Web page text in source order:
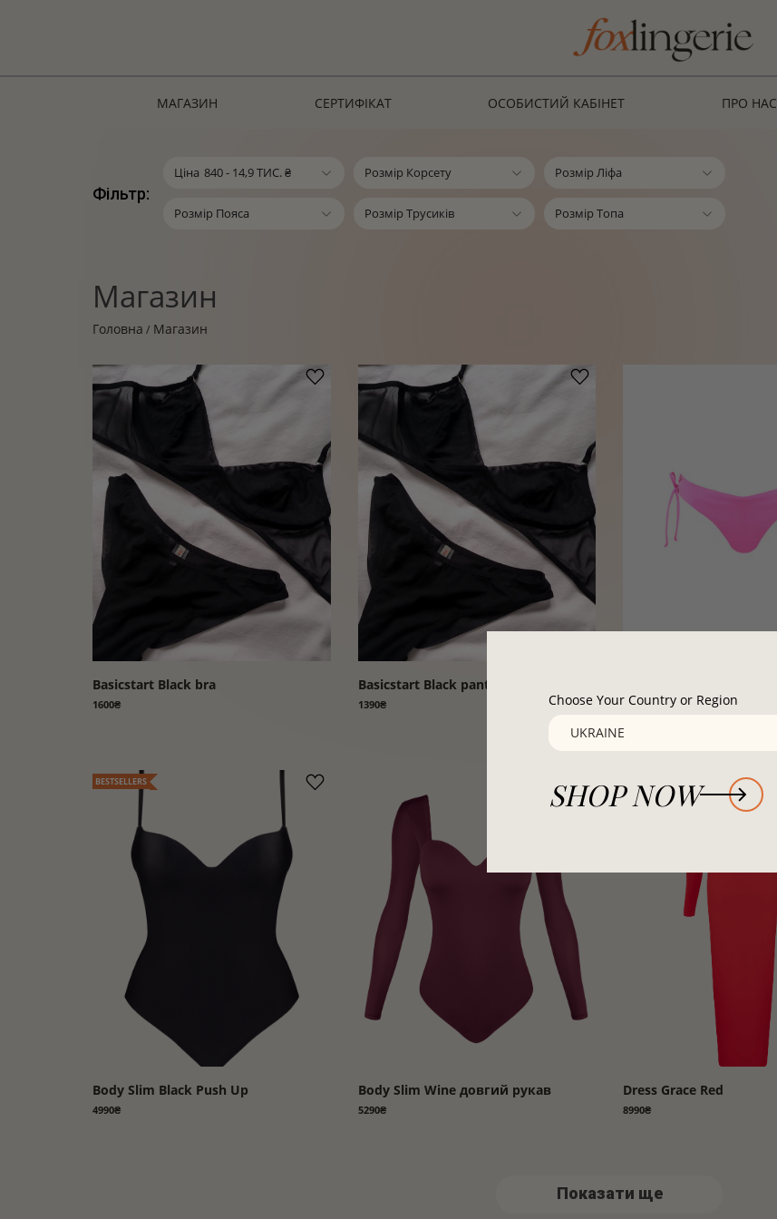
МАГАЗИН СЕРТИФІКАТ ОСОБИСТИЙ КАБІНЕТ ПРО НАС
Фільтр:
840- 14,9 ТИС.₴
Ціна Розмір Корсету Розмір Ліфа
Розмір Пояса Розмір Трусиків Розмір Топа
Магазин
Головна
Магазин
Basicstart Black bra
1600₴
Basicstart Black panties
1390₴ 1580₴
BESTSELLERS
Body Slim Black Push Up
4990₴
Body Slim Wine довгий рукав
5290₴
Dress Grace Red
8990₴
Показати ще
Choose Your Country or Region
SHOP NOW